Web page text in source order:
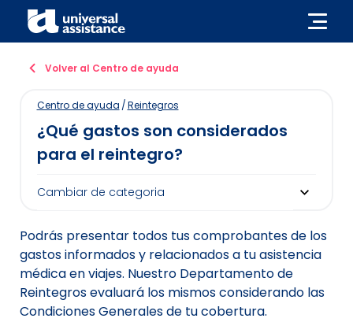
Volver al Centro de ayuda
Centro de ayuda /Reintegros
¿Qué gastos son considerados
para el reintegro?
Podrás presentar todos tus comprobantes de los
gastos informados y relacionados a tu asistencia
médica en viajes. Nuestro Departamento de
Reintegros evaluará los mismos considerando las
Condiciones Generales de tu cobertura.